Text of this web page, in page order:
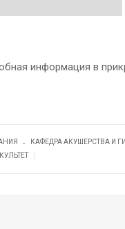
информация в
. КАФЕДРА АКУШЕРСТВА И